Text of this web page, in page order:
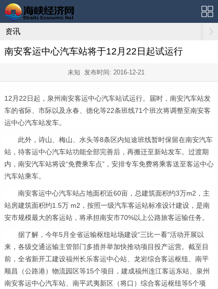
资讯
南安客运中心汽车站将于12月22日起试运行
未知 发布时间: 2016-12-21
12月22日起，泉州南安客运中心汽车站试运行。届时，南安汽车站发
车的省际、市际以及永春、德化等22条班线71个班次将调整至南安客
运中心汽车站发车。
此外，诗山、梅山、水头等8条区内短途班线暂时保留在南安汽车
站，待客运中心汽车站功能全部完善后，再搬迁至新站发车。过渡期
内，南安汽车站将设“免费乘车点”，安排专车免费将乘客送至客运中心
汽车站乘车。
南安客运中心汽车站占地面积近60亩，总建筑面积约3万m2 ，主
站房建筑面积约1.5万m2 ，按照一级汽车客运站标准设计建设，是南
安市规模最大的客运站，将承担南安市70%以上公路旅客运输任务。
据了解，今年5月全省运输枢纽站场建设“三比一看”活动开展以
来，各级交通运输主管部门多措并举加快推动项目投产运营。截至目
前，全省新开工建设福州长乐客运中心站、龙岩综合客运枢纽、南平
顺昌（公路港）物流园区等15个项目，建成福州连江客运东站、泉州
南安客运中心汽车站、南平武夷新区（将口）综合客运枢纽等5个项